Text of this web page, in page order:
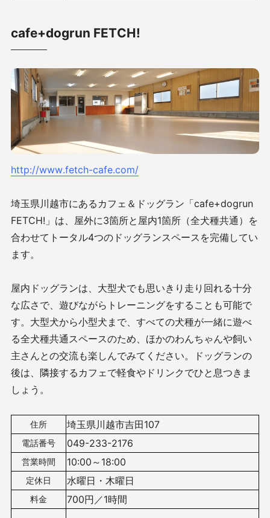
cafe+dogrun FETCH!
http://www.fetch-cafe.com/
埼玉県川越市にあるカフェ＆ドッグラン「cafe+dogrun
FETCH!」は、屋外に3箇所と屋内1箇所（全犬種共通）を
合わせてトータル4つのドッグランスペースを完備してい
ます。
屋内ドッグランは、大型犬でも思いきり走り回れる十分
な広さで、遊びながらトレーニングをすることも可能で
す。大型犬から小型犬まで、すべての犬種が一緒に遊べ
る全犬種共通スペースのため、ほかのわんちゃんや飼い
主さんとの交流も楽しんでみてください。ドッグランの
後は、隣接するカフェで軽食やドリンクでひと息つきま
しょう。
住所 埼玉県川越市吉田107
電話番号 049-233-2176
営業時間 10:00～18:00
定休日 水曜日・木曜日
料金 700円／1時間